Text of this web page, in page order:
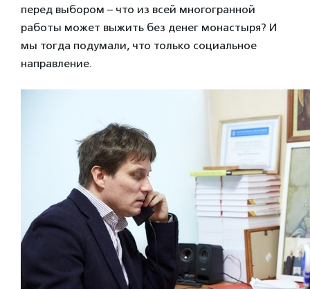
перед выбором – что из всей многогранной
работы может выжить без денег монастыря? И
мы тогда подумали, что только социальное
направление.